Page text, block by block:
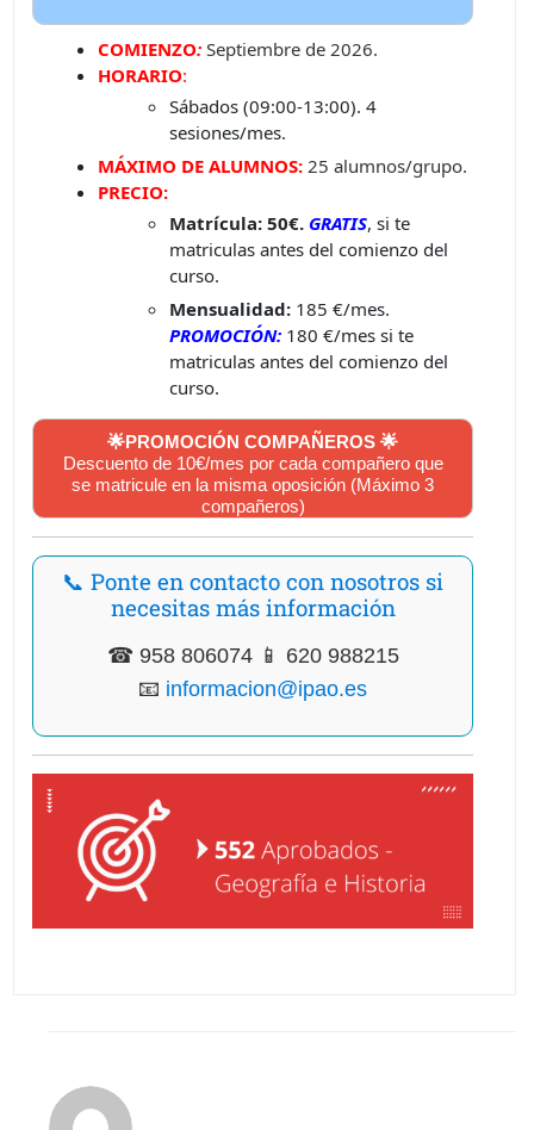
COMIENZO:Septiembre de 2026.
HORARIO:
Sábados (09:00-13:00). 4
sesiones/mes.
MÁXIMO DE ALUMNOS:25 alumnos/grupo.
PRECIO:
Matrícula: 50€. GRATIS, si te
matriculas antes del comienzo del
curso.
Mensualidad: 185 €/mes.
PROMOCIÓN: 180 €/mes si te
matriculas antes del comienzo del
curso.
🌟PROMOCIÓN COMPAÑEROS 🌟
Descuento de 10€/mes por cada compañero que
se matricule en la misma oposición (Máximo 3
compañeros)
📞 Ponte en contacto con nosotros si
necesitas más información
☎ 958 806074 📱 620 988215
📧 informacion@ipao.es